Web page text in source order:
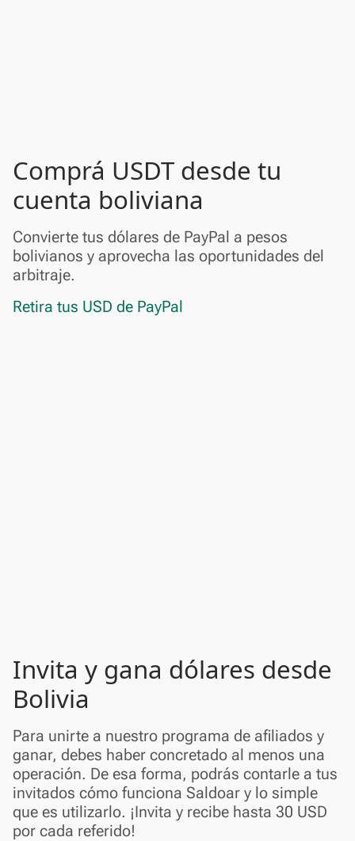
Comprá USDT desde tu
cuenta boliviana
Convierte tus dólares de PayPal a pesos
bolivianos y aprovecha las oportunidades del
arbitraje.
Retira tus USD de PayPal
Invita y gana dólares desde
Bolivia
Para unirte a nuestro programa de afiliados y
ganar, debes haber concretado al menos una
operación. De esa forma, podrás contarle a tus
invitados cómo funciona Saldoar y lo simple
que es utilizarlo. ¡Invita y recibe hasta 30 USD
por cada referido!